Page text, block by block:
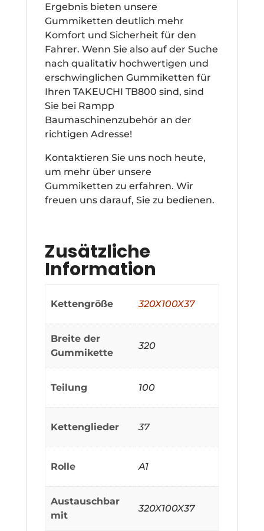
Ergebnis bieten unsere
Gummiketten deutlich mehr
Komfort und Sicherheit für den
Fahrer. Wenn Sie also auf der Suche
nach qualitativ hochwertigen und
erschwinglichen Gummiketten für
Ihren TAKEUCHI TB800 sind, sind
Sie bei Rampp
Baumaschinenzubehör an der
richtigen Adresse!
Kontaktieren Sie uns noch heute,
um mehr über unsere
Gummiketten zu erfahren. Wir
freuen uns darauf, Sie zu bedienen.
Zusätzliche
Information
Kettengröße 320X100X37
Breite der
Gummikette
320
Teilung 100
Kettenglieder 37
Rolle A1
Austauschbar
mit
320X100X37